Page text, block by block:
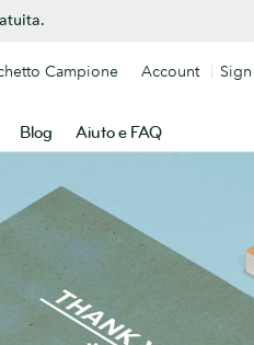
Blog Aiuto e FAQ
Campione Account